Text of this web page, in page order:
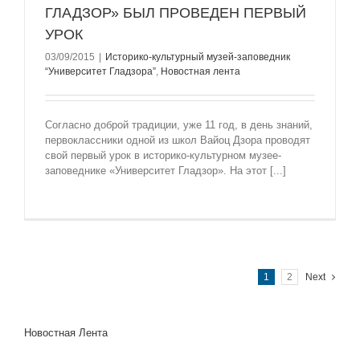
ГЛАДЗОР» БЫЛ ПРОВЕДЕН ПЕРВЫЙ
УРОК
03/09/2015
Историко-культурный музей-заповедник
“Университет Гладзорa”, Новостная лента
Согласно доброй традиции, уже 11 год, в день знаний,
первоклассники одной из школ Вайоц Дзора проводят
свой первый урок в историко-культурном музее-
заповеднике «Университет Гладзор». На этот [...]
1 2 Next
Новостная Лента